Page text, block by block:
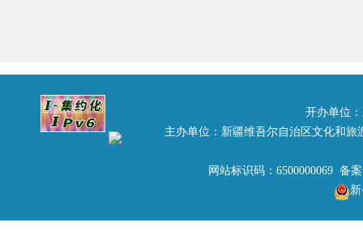
的35个大型主题活动方案
一、中标单位的具体名
石河子第八届
2 兵团中国青年旅行社 环天山千里旅游
开办单位
主办单位：新疆维吾尔自治区文化和
网站标识码：6500000069 备